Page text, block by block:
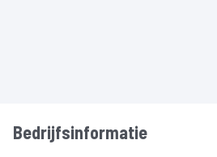
Bedrijfsinformatie